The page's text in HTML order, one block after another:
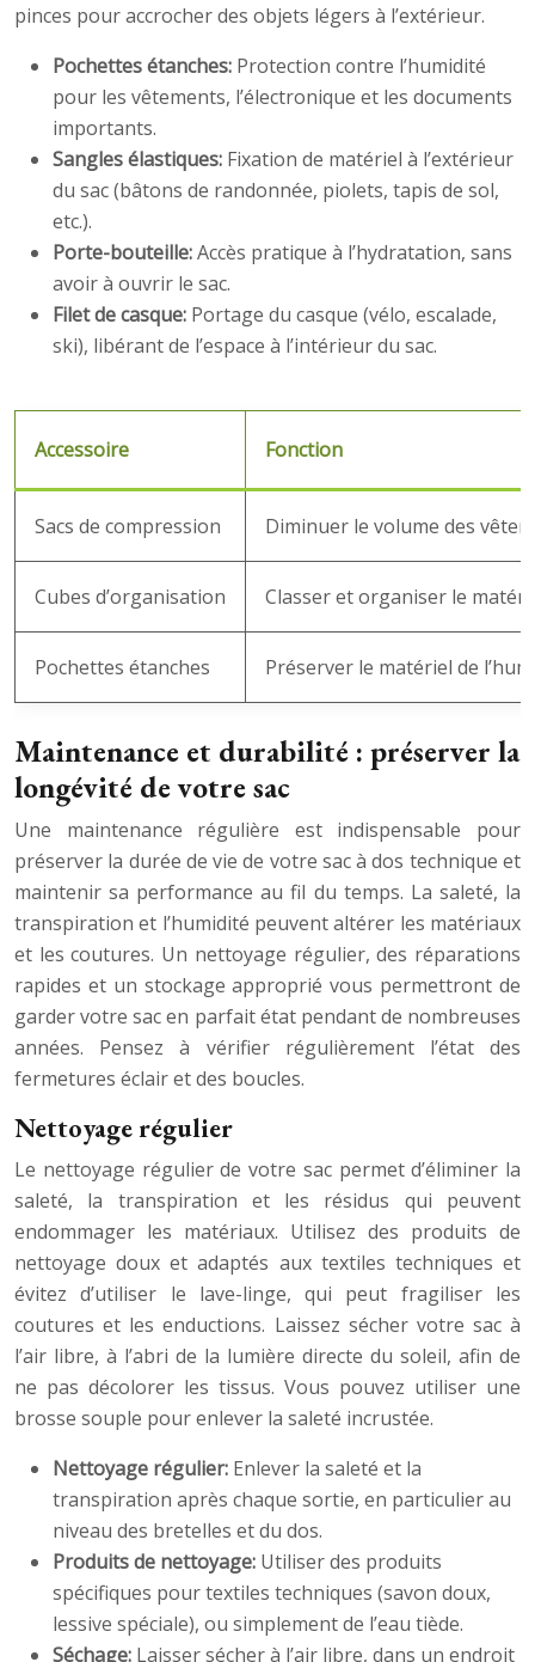
pinces pour accrocher des objets légers à l’extérieur.
Pochettes étanches: Protection contre l’humidité
pour les vêtements, l’électronique et les documents
importants.
Sangles élastiques: Fixation de matériel à l’extérieur
du sac (bâtons de randonnée, piolets, tapis de sol,
etc.).
Porte-bouteille:Accès pratique à l’hydratation, sans
avoir à ouvrir le sac.
Filet de casque: Portage du casque (vélo, escalade,
ski), libérant de l’espace à l’intérieur du sac.
Accessoire Fonction
Sacs de compression Diminuer le volume des
Cubes d’organisation Classer et organiser le
Pochettes étanches Préserver le matériel de
Maintenance et durabilité : préserver la
longévité de votre sac
Une maintenance régulière est indispensable pour
préserver la durée de vie de votre sac à dos technique et
maintenir sa performance au fil du temps. La saleté, la
transpiration et l’humidité peuvent altérer les matériaux
et les coutures. Un nettoyage régulier, des réparations
rapides et un stockage approprié vous permettront de
garder votre sac en parfait état pendant de nombreuses
années. Pensez à vérifier régulièrement l’état des
fermetures éclair et des boucles.
Nettoyage régulier
Le nettoyage régulier de votre sac permet d’éliminer la
saleté, la transpiration et les résidus qui peuvent
endommager les matériaux. Utilisez des produits de
nettoyage doux et adaptés aux textiles techniques et
évitez d’utiliser le lave-linge, qui peut fragiliser les
coutures et les enductions. Laissez sécher votre sac à
l’air libre, à l’abri de la lumière directe du soleil, afin de
ne pas décolorer les tissus. Vous pouvez utiliser une
brosse souple pour enlever la saleté incrustée.
Nettoyage régulier: Enlever la saleté et la
transpiration après chaque sortie, en particulier au
niveau des bretelles et du dos.
Produits de nettoyage: Utiliser des produits
spécifiques pour textiles techniques (savon doux,
lessive spéciale), ou simplement de l’eau tiède.
Séchage: Laisser sécher à l’air libre, dans un endroit